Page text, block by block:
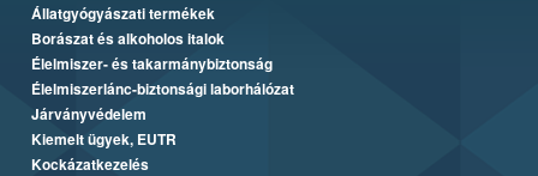
Állatgyógyászati termékek
Borászat és alkoholos italok
Élelmiszer- és takarmánybiztonság
Élelmiszerlánc-biztonsági laborhálózat
Járványvédelem
Kiemelt ügyek, EUTR
Kockázatkezelés